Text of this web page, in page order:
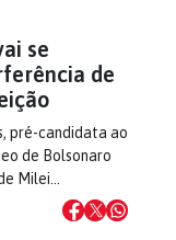
se
de
pré-candidata ao
de Bolsonaro
Milei…